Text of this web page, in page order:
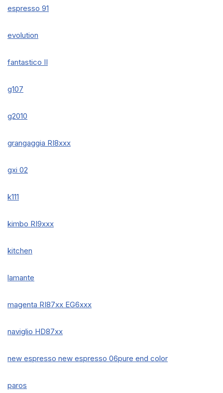
espresso 91
evolution
fantastico II
g107
g2010
grangaggia RI8xxx
gxi 02
k111
kimbo RI9xxx
kitchen
lamante
magenta RI87xx EG6xxx
naviglio HD87xx
new espresso new espresso 06pure end color
paros